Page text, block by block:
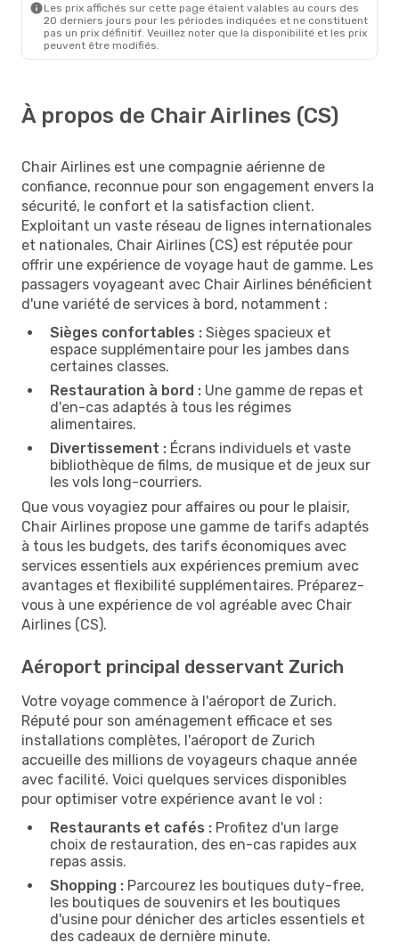
Les prix affichés sur cette page étaient valables au cours des
20 derniers jours pour les périodes indiquées et ne constituent
pas un prix définitif. Veuillez noter que la disponibilité et les prix
peuvent être modifiés.
À propos de Chair Airlines (CS)
Chair Airlines est une compagnie aérienne de
confiance, reconnue pour son engagement envers la
sécurité, le confort et la satisfaction client.
Exploitant un vaste réseau de lignes internationales
et nationales, Chair Airlines (CS) est réputée pour
offrir une expérience de voyage haut de gamme. Les
passagers voyageant avec Chair Airlines bénéficient
d'une variété de services à bord, notamment :
Sièges confortables : Sièges spacieux et
espace supplémentaire pour les jambes dans
certaines classes.
Restauration à bord : Une gamme de repas et
d'en-cas adaptés à tous les régimes
alimentaires.
Divertissement : Écrans individuels et vaste
bibliothèque de films, de musique et de jeux sur
les vols long-courriers.
Que vous voyagiez pour affaires ou pour le plaisir,
Chair Airlines propose une gamme de tarifs adaptés
à tous les budgets, des tarifs économiques avec
services essentiels aux expériences premium avec
avantages et flexibilité supplémentaires. Préparez-
vous à une expérience de vol agréable avec Chair
Airlines (CS).
Aéroport principal desservant Zurich
Votre voyage commence à l'aéroport de Zurich.
Réputé pour son aménagement efficace et ses
installations complètes, l'aéroport de Zurich
accueille des millions de voyageurs chaque année
avec facilité. Voici quelques services disponibles
pour optimiser votre expérience avant le vol :
Restaurants et cafés : Profitez d'un large
choix de restauration, des en-cas rapides aux
repas assis.
Shopping : Parcourez les boutiques duty-free,
les boutiques de souvenirs et les boutiques
d'usine pour dénicher des articles essentiels et
des cadeaux de dernière minute.